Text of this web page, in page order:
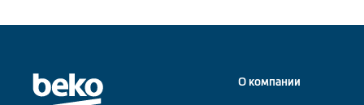
О компании